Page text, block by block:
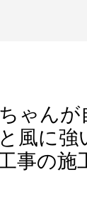
ゃん
風に
事の施